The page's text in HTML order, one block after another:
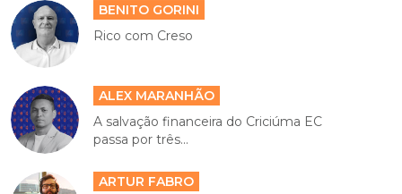
BENITO GORINI
Rico com Creso
ALEX MARANHÃO
A salvação financeira do Criciúma EC
passa por três...
ARTUR FABRO